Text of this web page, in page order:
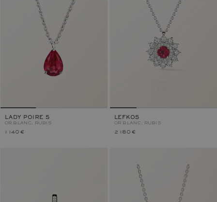
LADY POIRE S
OR BLANC, RUBIS
1 140 €
LEFKOS
OR BLANC, RUBIS
2 180 €